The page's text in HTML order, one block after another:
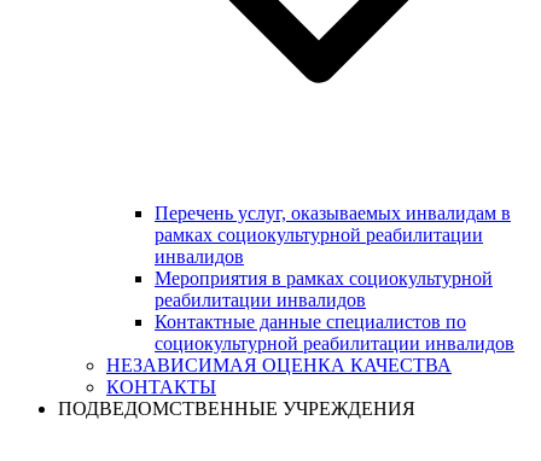
Перечень услуг, оказываемых инвалидам в
рамках социокультурной реабилитации
инвалидов
Мероприятия в рамках социокультурной
реабилитации инвалидов
Контактные данные специалистов по
социокультурной реабилитации инвалидов
НЕЗАВИСИМАЯ ОЦЕНКА КАЧЕСТВА
КОНТАКТЫ
ПОДВЕДОМСТВЕННЫЕ УЧРЕЖДЕНИЯ